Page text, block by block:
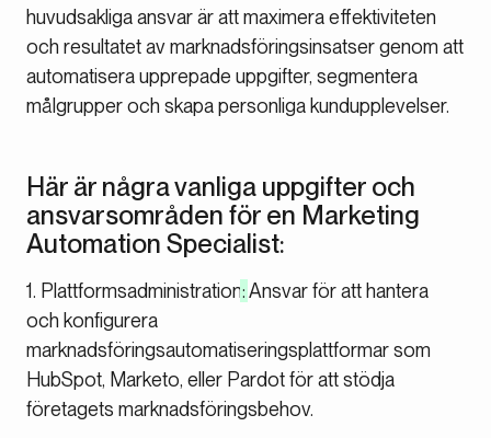
huvudsakliga ansvar är att maximera effektiviteten
och resultatet av marknadsföringsinsatser genom att
automatisera upprepade uppgifter, segmentera
målgrupper och skapa personliga kundupplevelser.
Här är några vanliga uppgifter och
ansvarsområden för en Marketing
Automation Specialist:
1. Plattformsadministration:Ansvar för att hantera
och konfigurera
marknadsföringsautomatiseringsplattformar som
HubSpot, Marketo, eller Pardot för att stödja
företagets marknadsföringsbehov.